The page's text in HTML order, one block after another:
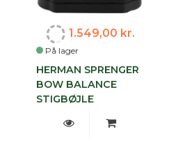
På lager
1.549,00 kr.
HERMAN SPRENGER
BOW BALANCE
STIGBØJLE